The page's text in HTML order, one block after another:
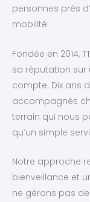
personnes près
mobilité.
Fondée en 2014,
sa réputation sur
compte. Dix ans
accompagnés
terrain qui nous
qu’un simple
Notre approche
bienveillance et
ne gérons pas